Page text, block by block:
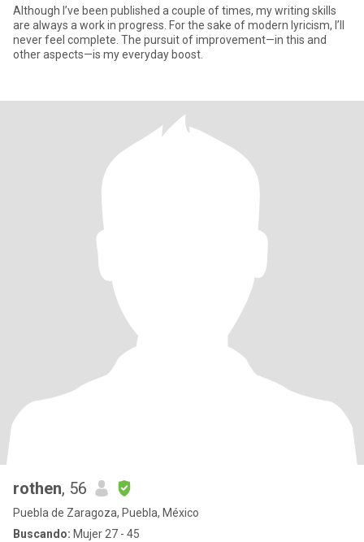
Although I’ve been published a couple of times, my writing skills
are always a work in progress. For the sake of modern lyricism, I’ll
never feel complete. The pursuit of improvement—in this and
other aspects—is my everyday boost.
rothen, 56
Puebla de Zaragoza, Puebla, México
Buscando: Mujer 27 - 45